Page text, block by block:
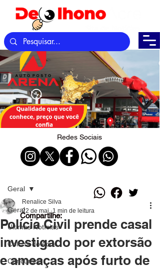
Redes Sociais
Geral
Últimas Notícias
Coluna do Acre
Concursos
Geral
Polícia Civil prende casal
investigado por extorsão
e ameaças após furto de
Renalice Silva
22 de mai. 1 min de leitura
Compartilhe: